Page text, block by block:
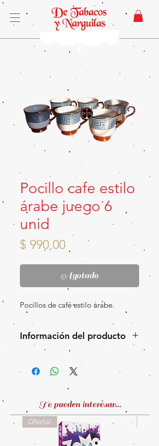
Pocillo cafe estilo
árabe juego 6
unid
$ 990,00Precio
Agotado
Pocillos de café estilo árabe.
Información del producto
Hermosos pocillos de café estilo
árabe, juego de 6 unidades.
Oferta!
Te pueden interesar...